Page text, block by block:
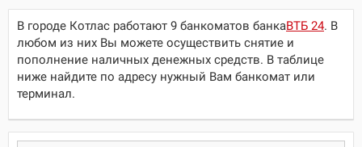
В городе Котлас работают 9 банкоматов банкаВТБ 24. В
любом из них Вы можете осуществить снятие и
пополнение наличных денежных средств. В таблице
ниже найдите по адресу нужный Вам банкомат или
терминал.